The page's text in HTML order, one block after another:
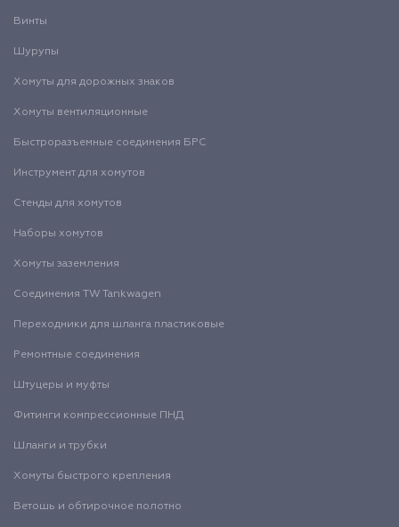
Винты
Шурупы
Хомуты для дорожных знаков
Хомуты вентиляционные
Быстроразъемные соединения БРС
Инструмент для хомутов
Стенды для хомутов
Наборы хомутов
Хомуты заземления
Соединения TW Tankwagen
Переходники для шланга пластиковые
Ремонтные соединения
Штуцеры и муфты
Фитинги компрессионные ПНД
Шланги и трубки
Хомуты быстрого крепления
Ветошь и обтирочное полотно